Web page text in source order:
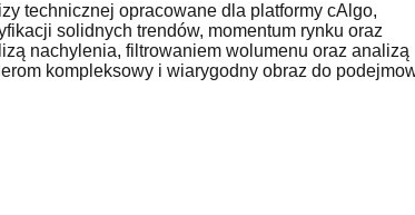
technicznej opracowane dla platformy cAlgo,
solidnych trendów, momentum rynku oraz
nachylenia, filtrowaniem wolumenu oraz analizą
kompleksowy i wiarygodny obraz do